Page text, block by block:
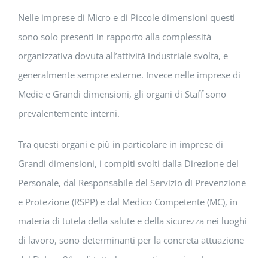
Nelle imprese di Micro e di Piccole dimensioni questi
sono solo presenti in rapporto alla complessità
organizzativa dovuta all’attività industriale svolta, e
generalmente sempre esterne. Invece nelle imprese di
Medie e Grandi dimensioni, gli organi di Staff sono
prevalentemente interni.
Tra questi organi e più in particolare in imprese di
Grandi dimensioni, i compiti svolti dalla Direzione del
Personale, dal Responsabile del Servizio di Prevenzione
e Protezione (RSPP) e dal Medico Competente (MC), in
materia di tutela della salute e della sicurezza nei luoghi
di lavoro, sono determinanti per la concreta attuazione